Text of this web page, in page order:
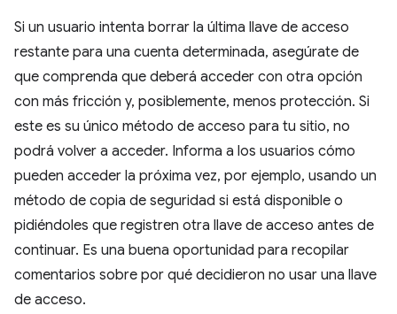
Si un usuario intenta borrar la última llave de acceso
restante para una cuenta determinada, asegúrate de
que comprenda que deberá acceder con otra opción
con más fricción y, posiblemente, menos protección. Si
este es su único método de acceso para tu sitio, no
podrá volver a acceder. Informa a los usuarios cómo
pueden acceder la próxima vez, por ejemplo, usando un
método de copia de seguridad si está disponible o
pidiéndoles que registren otra llave de acceso antes de
continuar. Es una buena oportunidad para recopilar
comentarios sobre por qué decidieron no usar una llave
de acceso.